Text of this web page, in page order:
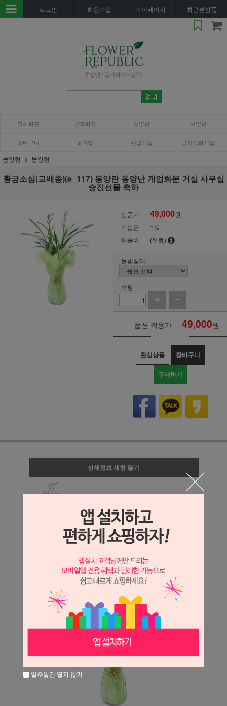
로그인 회원가입 마이페이지 최근본상품
축하화환 근조화환 동양란 서양란
꽃바구니 꽃다발 관엽식물 공기정화식물
동양란 동양란
황금소심(교배종)(e_117) 동양란 동양난 개업화분 거실 사무실
승진선물 축하
상품가 49,000원
적립금
1%
배송비
(무료)
물받침대
수량
옵션 적용가 49,000원
관심상품 장바구니
구매하기
상세정보 새창 열기
일주일간 열지 않기